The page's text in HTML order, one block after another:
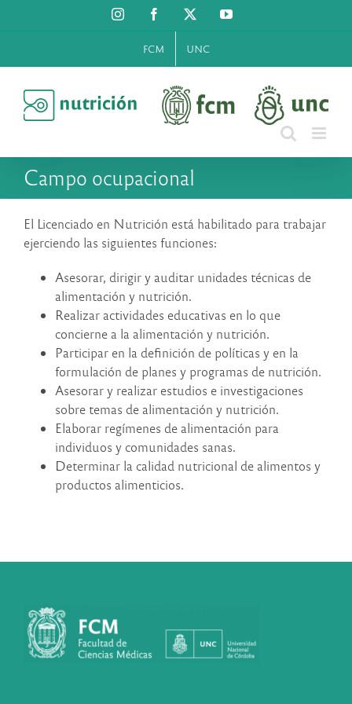
al
InstagramFacebook YouTube
FCM UNC
Campo ocupacional
El Licenciado en Nutrición está habilitado para trabajar
ejerciendo las siguientes funciones:
Asesorar, dirigir y auditar unidades técnicas de
alimentación y nutrición.
Realizar actividades educativas en lo que
concierne a la alimentación y nutrición.
Participar en la definición de políticas y en la
formulación de planes y programas de nutrición.
Asesorar y realizar estudios e investigaciones
sobre temas de alimentación y nutrición.
Elaborar regímenes de alimentación para
individuos y comunidades sanas.
Determinar la calidad nutricional de alimentos y
productos alimenticios.